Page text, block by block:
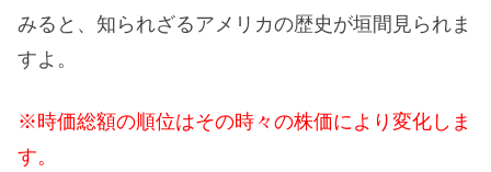
みると、知られざるアメリカの歴史が垣間見られま
すよ。
※時価総額の順位はその時々の株価により変化しま
す。